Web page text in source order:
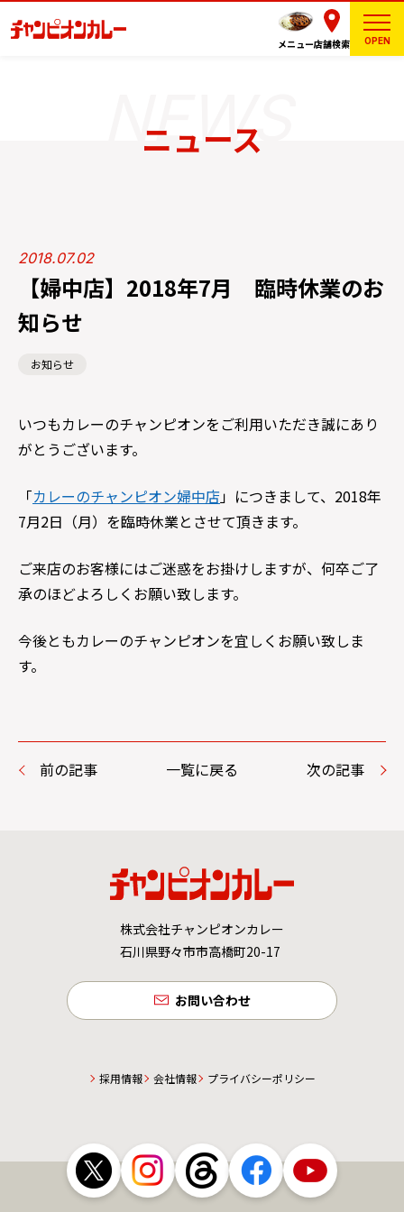
メニュー店舗検索 OPEN
ニュース
2018.07.02
【婦中店】2018年7月 臨時休業のお
知らせ
お知らせ
いつもカレーのチャンピオンをご利用いただき誠にあり
がとうございます。
「カレーのチャンピオン婦中店」につきまして、2018年
7月2日（月）を臨時休業とさせて頂きます。
ご来店のお客様にはご迷惑をお掛けしますが、何卒ご了
承のほどよろしくお願い致します。
今後ともカレーのチャンピオンを宜しくお願い致しま
す。
前の記事 一覧に戻る 次の記事
株式会社チャンピオンカレー
石川県野々市市高橋町20-17
お問い合わせ
採用情報 会社情報 プライバシーポリシー